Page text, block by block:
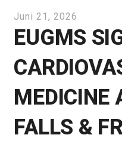
Juni 21, 2026
EUGMS
MEDICINE
FALLS &